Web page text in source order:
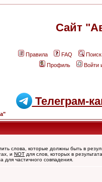
Сайт
Правила FAQ
Поиск
Профиль
Войти
Телеграм-
слова, которые должны быть в
и NOT для слов, которых в
для частичного совпадения.